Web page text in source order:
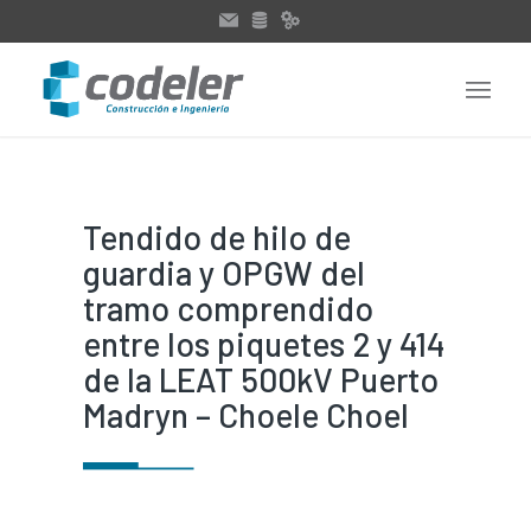
Tendido de hilo de
guardia y OPGW del
tramo comprendido
entre los piquetes 2 y 414
de la LEAT 500kV Puerto
Madryn – Choele Choel